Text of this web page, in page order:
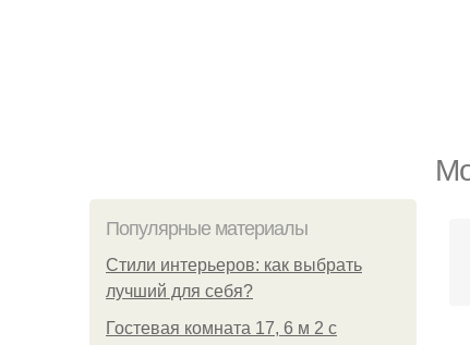
Популярные материалы
Стили интерьеров: как выбрать
лучший для себя?
Гостевая комната 17, 6 м 2 с